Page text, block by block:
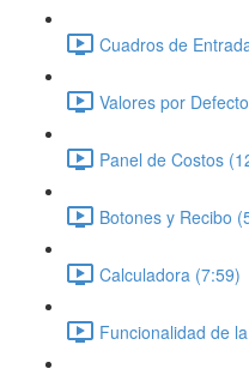
Cuadros de
Valores por
Panel de Costos
Botones y Recibo
Calculadora (7:59)
Funcionalidad de